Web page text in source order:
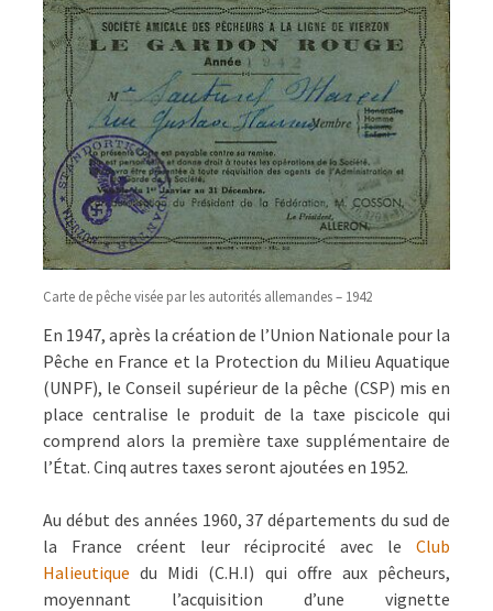
Carte de pêche visée par les autorités allemandes – 1942
En 1947, après la création de l’Union Nationale pour la
Pêche en France et la Protection du Milieu Aquatique
(UNPF), le Conseil supérieur de la pêche (CSP) mis en
place centralise le produit de la taxe piscicole qui
comprend alors la première taxe supplémentaire de
l’État. Cinq autres taxes seront ajoutées en 1952.
Au début des années 1960, 37 départements du sud de
la France créent leur réciprocité avec le Club
Halieutique du Midi (C.H.I) qui offre aux pêcheurs,
moyennant l’acquisition d’une vignette